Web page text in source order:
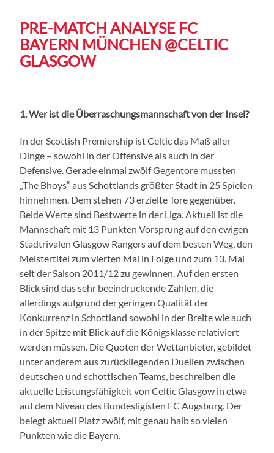
PRE-MATCH ANALYSE FC
BAYERN MÜNCHEN @CELTIC
GLASGOW
1. Wer ist die Überraschungsmannschaft von der Insel?
In der Scottish Premiership ist Celtic das Maß aller
Dinge – sowohl in der Offensive als auch in der
Defensive. Gerade einmal zwölf Gegentore mussten
„The Bhoys“ aus Schottlands größter Stadt in 25 Spielen
hinnehmen. Dem stehen 73 erzielte Tore gegenüber.
Beide Werte sind Bestwerte in der Liga. Aktuell ist die
Mannschaft mit 13 Punkten Vorsprung auf den ewigen
Stadtrivalen Glasgow Rangers auf dem besten Weg, den
Meistertitel zum vierten Mal in Folge und zum 13. Mal
seit der Saison 2011/12 zu gewinnen. Auf den ersten
Blick sind das sehr beeindruckende Zahlen, die
allerdings aufgrund der geringen Qualität der
Konkurrenz in Schottland sowohl in der Breite wie auch
in der Spitze mit Blick auf die Königsklasse relativiert
werden müssen. Die Quoten der Wettanbieter, gebildet
unter anderem aus zurückliegenden Duellen zwischen
deutschen und schottischen Teams, beschreiben die
aktuelle Leistungsfähigkeit von Celtic Glasgow in etwa
auf dem Niveau des Bundesligisten FC Augsburg. Der
belegt aktuell Platz zwölf, mit genau halb so vielen
Punkten wie die Bayern.